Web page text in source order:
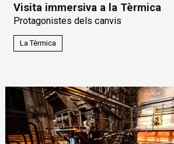
Visita immersiva a la Tèrmica
Protagonistes dels canvis
La Tèrmica